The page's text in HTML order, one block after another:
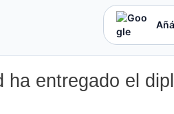
entregado el